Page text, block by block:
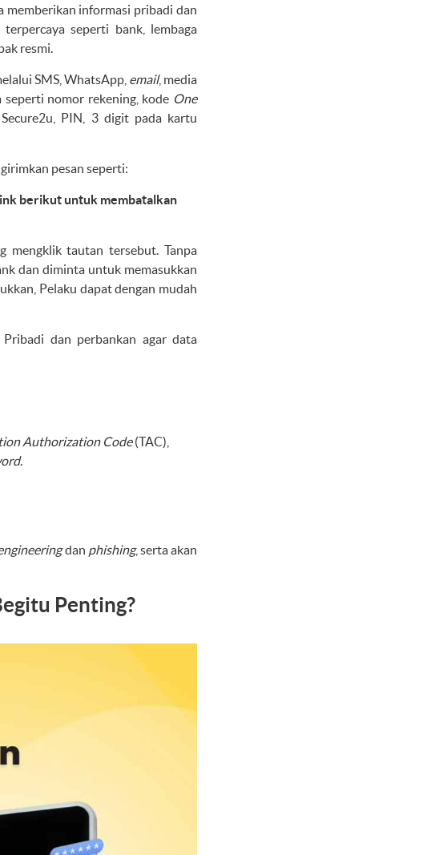
informasi pribadi dan
seperti bank, lembaga
resmi.
SMS, WhatsApp, email, media
nomor rekening, kode One
PIN, 3 digit pada kartu
pesan seperti:
berikut untuk membatalkan
mengklik tautan tersebut. Tanpa
dan diminta untuk memasukkan
Pelaku dapat dengan mudah
dan perbankan agar data
Authorization Code(TAC),
.
dan phishing, serta akan
Penting?